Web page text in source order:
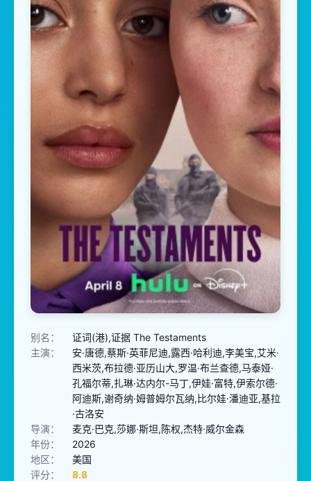
别名：
证词(港),证据 The Testaments
主演：
安·唐德,蔡斯·英菲尼迪,露西·哈利迪,李美宝,艾米·
西米茨,布拉德·亚历山大,罗温·布兰查德,马泰娅·
孔福尔蒂,扎琳·达内尔-马丁,伊娃·富特,伊索尔德·
阿迪斯,谢奇纳·姆普姆尔瓦纳,比尔娃·潘迪亚,基拉
·古洛安
导演：
麦克·巴克,莎娜·斯坦,陈权,杰特·威尔金森
年份：
2026
地区：
美国
评分：
8.8